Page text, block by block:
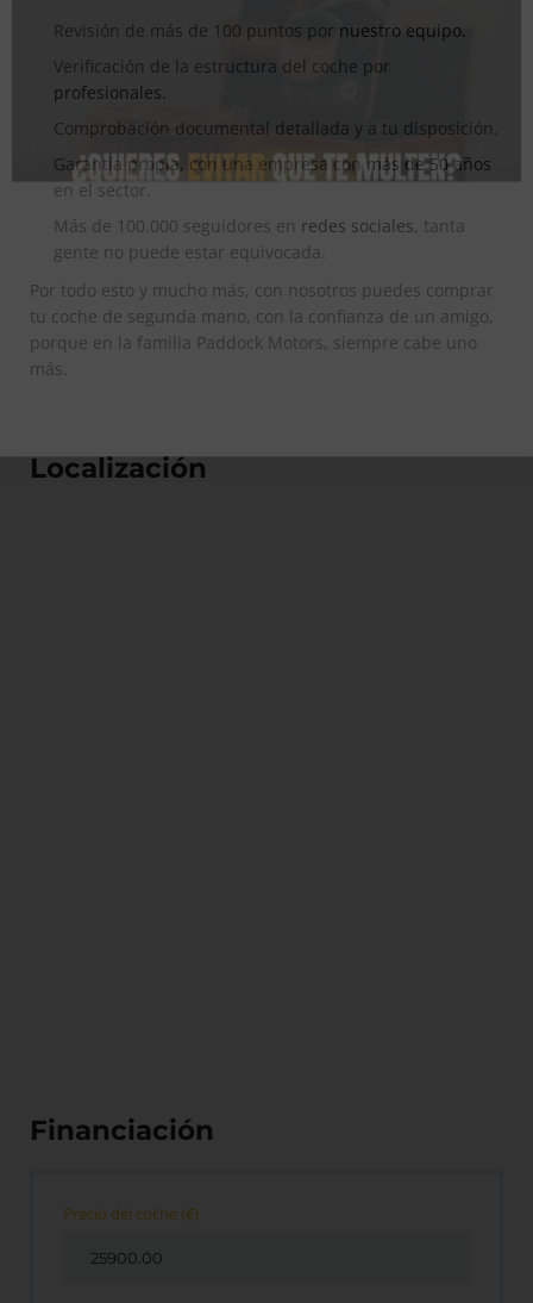
Revisión de más de 100 puntos por nuestro equipo.
Verificación de la estructura del coche por
profesionales.
Comprobación documental detallada y a tu disposición.
Garantía propia, con una empresa con más de 50 años
en el sector.
Más de 100.000 seguidores en redes sociales, tanta
gente no puede estar equivocada.
Por todo esto y mucho más, con nosotros puedes comprar
tu coche de segunda mano, con la confianza de un amigo,
porque en la familia Paddock Motors, siempre cabe uno
más.
Localización
Financiación
Precio del coche (€)